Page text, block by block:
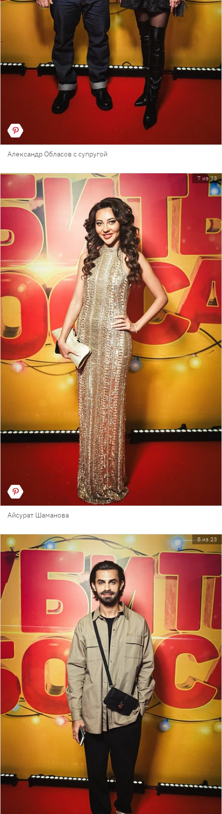
Александр Обласов с супругой
7 из 23
Айсурат Шаманова
8 из 23